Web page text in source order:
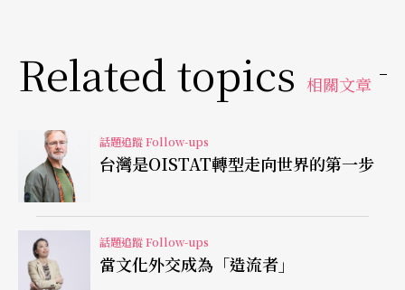
單位。
比如今年在台灣國際藝術節演出的《
》，就是由台灣的國家兩廳院和瑞士洛桑維蒂劇
院聯合製作，作品通過探討國際政治和文化交流，
呈現了一個獨特的視角。名單中還可以看到許多其
他共製單位，像是柏林藝術節 （Berliner Festspiel
e）、維也納人民劇院 （Volkstheater Wien）等，
Related topics 相關文章
話題追蹤 Follow-ups
台灣是OISTAT轉型走向世界的第一步
話題追蹤 Follow-ups
當文化外交成為「造流者」